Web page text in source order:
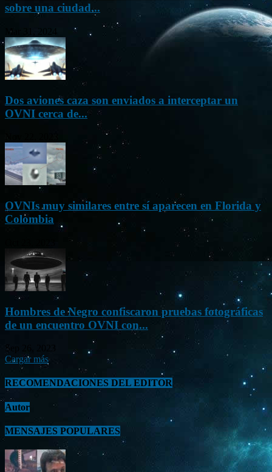
sobre una ciudad...
Mar 31, 2024
Dos aviones caza son enviados a interceptar un
OVNI cerca de...
OVNIs muy similares entre sí aparecen en Florida y
Colombia
Hombres de Negro confiscaron pruebas fotográficas
de un encuentro OVNI con...
Sep 26, 2023
Cargar más
RECOMENDACIONES DEL EDITOR
Autor
MENSAJES POPULARES